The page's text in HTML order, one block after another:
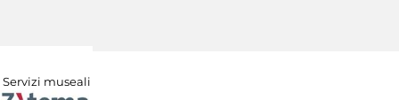
Servizi museali